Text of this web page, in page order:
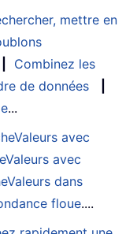
mettre en
Combinez les
de données
...
avec
avec
dans
floue....